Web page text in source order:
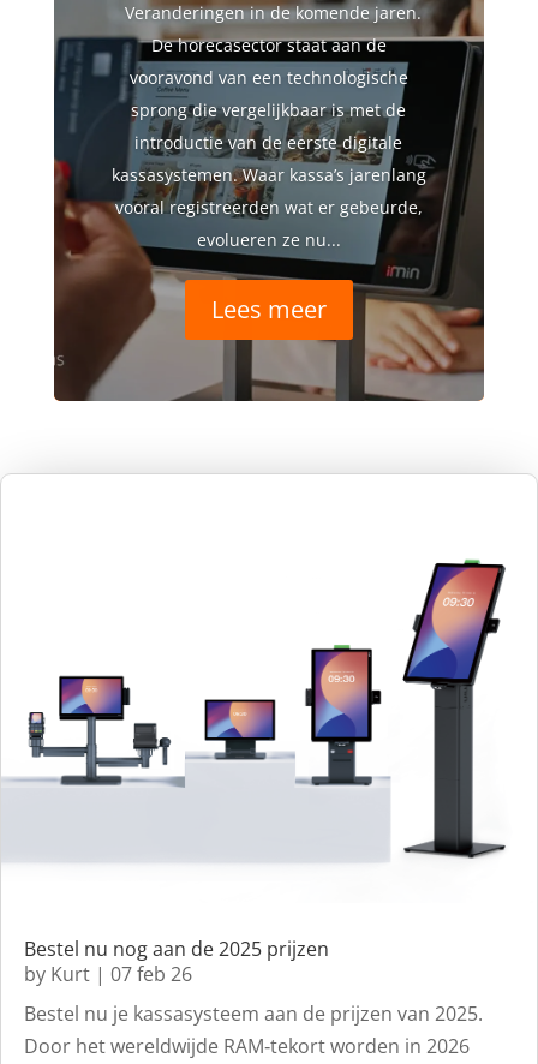
Veranderingen in de komende jaren.
De horecasector staat aan de
vooravond van een technologische
sprong die vergelijkbaar is met de
introductie van de eerste digitale
kassasystemen. Waar kassa’s jarenlang
vooral registreerden wat er gebeurde,
evolueren ze nu...
Lees meer
Bestel nu nog aan de 2025 prijzen
by Kurt | 07 feb 26
Bestel nu je kassasysteem aan de prijzen van 2025.
Door het wereldwijde RAM‑tekort worden in 2026